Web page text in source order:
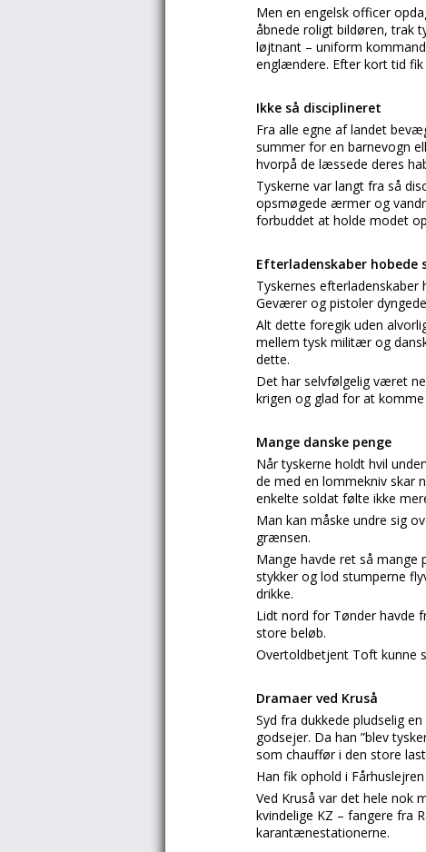
Men en engelsk officer
åbnede roligt bildøren, trak
løjtnant – uniform
englændere. Efter kort tid
Ikke så disciplineret
Fra alle egne af landet
summer for en barnevogn
hvorpå de læssede deres
Tyskerne var langt fra så
opsmøgede ærmer og
forbuddet at holde modet
Efterladenskaber hobede
Tyskernes
Geværer og pistoler
Alt dette foregik uden
mellem tysk militær og
dette.
Det har selvfølgelig været
krigen og glad for at
Mange danske penge
Når tyskerne holdt hvil
de med en lommekniv skar
enkelte soldat følte ikke
Man kan måske undre sig
grænsen.
Mange havde ret så mange
stykker og lod stumperne
drikke.
Lidt nord for Tønder havde
store beløb.
Overtoldbetjent Toft kunne
Dramaer ved Kruså
Syd fra dukkede pludselig
godsejer. Da han ”blev
som chauffør i den store
Han fik ophold i
Ved Kruså var det hele nok
kvindelige KZ – fangere fra
karantænestationerne.